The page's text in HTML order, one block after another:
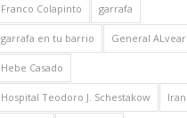
Franco Colapinto garrafa
garrafa en tu barrio General ALvear
Hebe Casado
Hospital Teodoro J. Schestakow Iran